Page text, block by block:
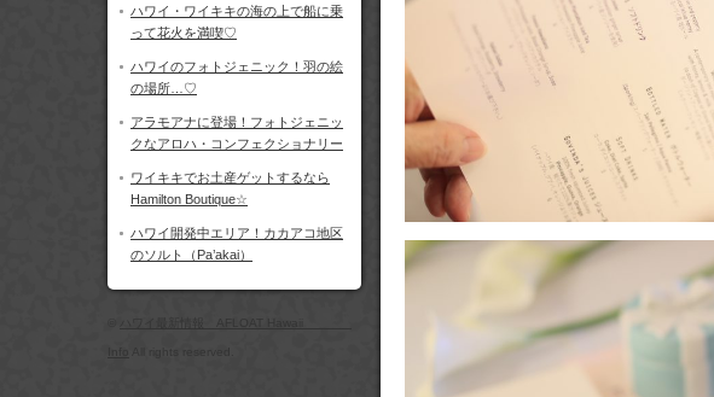
ハワイ・ワイキキの海の上で船に乗
って花火を満喫♡
ハワイのフォトジェニック！羽の絵
の場所…♡
アラモアナに登場！フォトジェニッ
クなアロハ・コンフェクショナリー
ワイキキでお土産ゲットするなら
Hamilton Boutique☆
ハワイ開発中エリア！カカアコ地区
のソルト（Pa’akai）